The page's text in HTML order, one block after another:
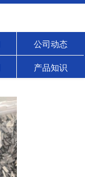
公司动态
产品知识